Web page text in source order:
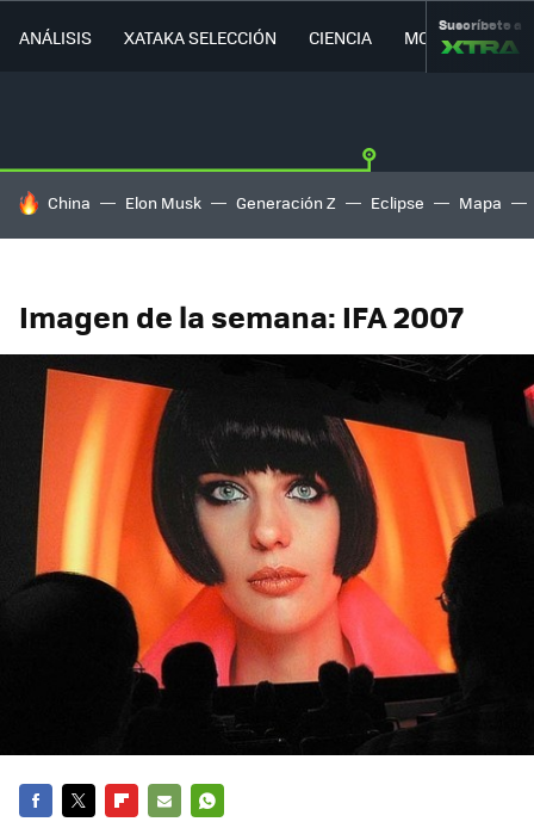
ANÁLISIS XATAKA SELECCIÓN CIENCIA MOVILIDAD
Suscríbete a
HOY SE HABLA DE
China Elon Musk Generación Z Eclipse Mapa
Imagen de la semana: IFA 2007